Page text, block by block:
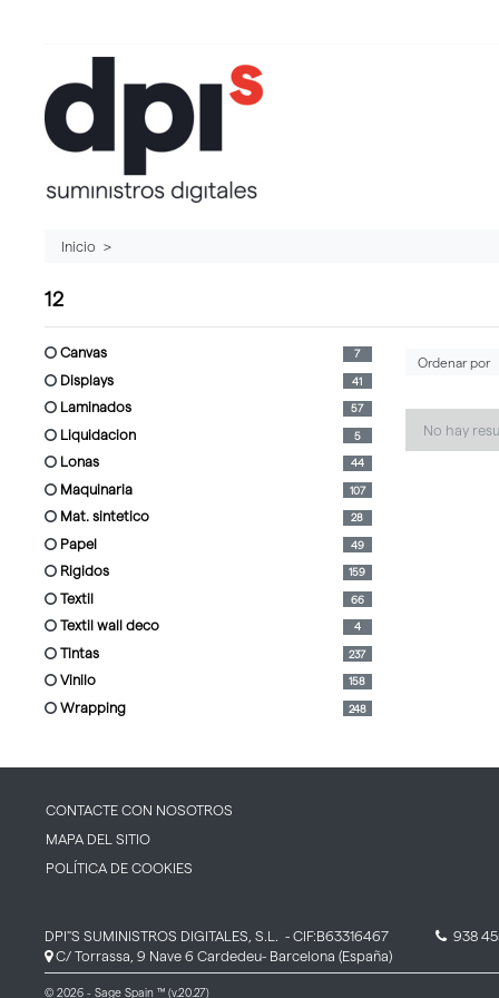
Inicio
12
canvas 7
displays 41
laminados 57
liquidacion 5
lonas 44
maquinaria 107
mat. sintetico 28
papel 49
rigidos 159
textil 66
textil wall deco 4
tintas 237
vinilo 158
wrapping 248
No hay
CONTACTE CON NOSOTROS
MAPA DEL SITIO
POLÍTICA DE COOKIES
DPI''S SUMINISTROS DIGITALES, S.L.
- CIF:B63316467
C/ Torrassa, 9 Nave 6 Cardedeu- Barcelona (España)
938
© 2026 - Sage Spain ™ (v.20.27)